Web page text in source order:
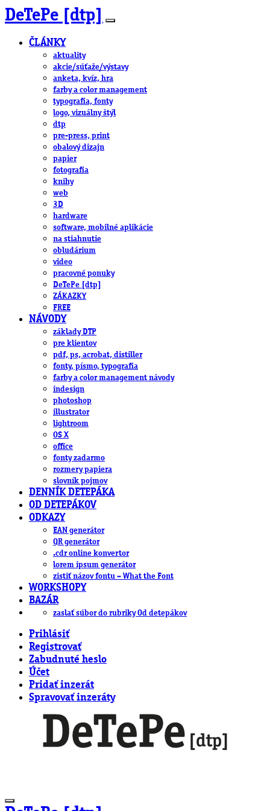
DeTePe [dtp]
ČLÁNKY
aktuality
akcie/súťaže/výstavy
anketa, kvíz, hra
farby a color management
typografia, fonty
logo, vizuálny štýl
dtp
pre-press, print
obalový dizajn
papier
fotografia
knihy
web
3D
hardware
software, mobilné aplikácie
na stiahnutie
obludárium
video
pracovné ponuky
DeTePe [dtp]
ZÁKAZKY
FREE
NÁVODY
základy DTP
pre klientov
pdf, ps, acrobat, distiller
fonty, písmo, typografia
farby a color management návody
indesign
photoshop
illustrator
lightroom
OS X
office
fonty zadarmo
rozmery papiera
slovník pojmov
DENNÍK DETEPÁKA
OD DETEPÁKOV
ODKAZY
EAN generátor
QR generátor
.cdr online konvertor
lorem ipsum generátor
zistiť názov fontu – What the Font
WORKSHOPY
BAZÁR
zaslať súbor do rubriky Od detepákov
Prihlásiť
Registrovať
Zabudnuté heslo
Účet
Pridať inzerát
Spravovať inzeráty